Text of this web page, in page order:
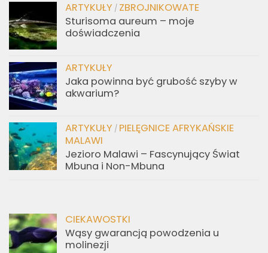
ARTYKUŁY / ZBROJNIKOWATE
Sturisoma aureum – moje
doświadczenia
ARTYKUŁY
Jaka powinna być grubość szyby w
akwarium?
ARTYKUŁY / PIELĘGNICE AFRYKAŃSKIE
MALAWI
Jezioro Malawi – Fascynujący Świat
Mbuna i Non-Mbuna
CIEKAWOSTKI
Wąsy gwarancją powodzenia u
molinezji